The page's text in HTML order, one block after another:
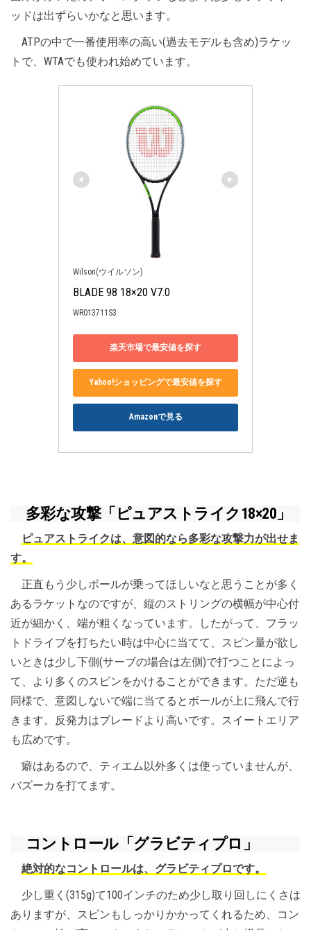
ッドは出ずらいかなと思います。
ATPの中で一番使用率の高い(過去モデルも含め)ラケッ
トで、WTAでも使われ始めています。
Wilson(ウイルソン)
BLADE 98 18×20 V7.0
WR013711S3
楽天市場で最安値を探す
Yahoo!ショッピングで最安値を探す
Amazonで見る
多彩な攻撃「ピュアストライク18×20」
ピュアストライクは、意図的なら多彩な攻撃力が出せま
す。
正直もう少しボールが乗ってほしいなと思うことが多く
あるラケットなのですが、縦のストリングの横幅が中心付
近が細かく、端が粗くなっています。したがって、フラッ
トドライブを打ちたい時は中心に当てて、スピン量が欲し
いときは少し下側(サーブの場合は左側)で打つことによっ
て、より多くのスピンをかけることができます。ただ逆も
同様で、意図しないで端に当てるとボールが上に飛んで行
きます。反発力はブレードより高いです。スイートエリア
も広めです。
癖はあるので、ティエム以外多くは使っていませんが、
バズーカを打てます。
コントロール「グラビティプロ」
絶対的なコントロールは、グラビティプロです。
少し重く(315g)て100インチのため少し取り回しにくさは
ありますが、スピンもしっかりかかってくれるため、コン